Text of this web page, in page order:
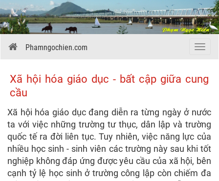
Menu
Phamngochien.com
Xã hội hóa giáo dục - bất cập giữa cung
cầu
Xã hội hóa giáo dục đang diễn ra từng ngày ở nước
ta với việc những trường tư thục, dân lập và trường
quốc tế ra đời liên tục. Tuy nhiên, việc năng lực của
nhiều học sinh - sinh viên các trường này sau khi tốt
nghiệp không đáp ứng được yêu cầu của xã hội, bên
cạnh tỷ lệ học sinh ở trường công lập còn chiếm đa